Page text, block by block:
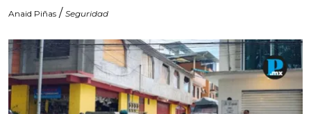
Anaid Piñas / Seguridad